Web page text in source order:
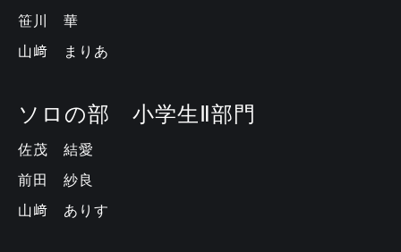
笹川 華
山﨑 まりあ
ソロの部 小学生Ⅱ部門
佐茂 結愛
前田 紗良
山﨑 ありす